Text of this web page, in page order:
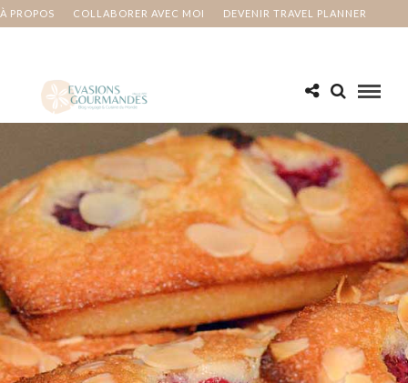
À PROPOS COLLABORER AVEC MOI DEVENIR TRAVEL PLANNER